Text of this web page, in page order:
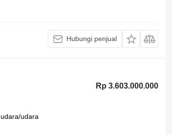
Hubungi penjual
Rp 3.603.000.000
udara/udara